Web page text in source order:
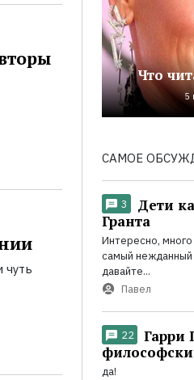
чуть
Что
5
САМОЕ
3
Дети
Гранта
Интересно,
самый
давайте...
Павел
22
Гарри
да!